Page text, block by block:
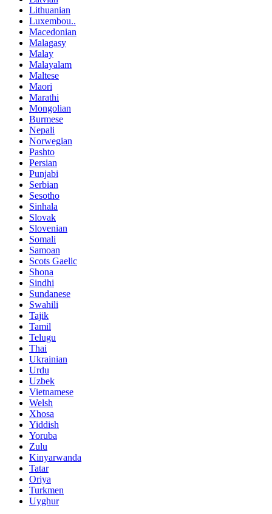
Lithuanian
Luxembou..
Macedonian
Malagasy
Malay
Malayalam
Maltese
Maori
Marathi
Mongolian
Burmese
Nepali
Norwegian
Pashto
Persian
Punjabi
Serbian
Sesotho
Sinhala
Slovak
Slovenian
Somali
Samoan
Scots Gaelic
Shona
Sindhi
Sundanese
Swahili
Tajik
Tamil
Telugu
Thai
Ukrainian
Urdu
Uzbek
Vietnamese
Welsh
Xhosa
Yiddish
Yoruba
Zulu
Kinyarwanda
Tatar
Oriya
Turkmen
Uyghur